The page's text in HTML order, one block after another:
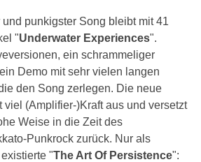
punkigster Song bleibt mit 41
"Underwater Experiences".
ein schrammeliger
Demo mit sehr vielen langen
den Song zerlegen. Die neue
viel (Amplifier-)Kraft aus und versetzt
Weise in die Zeit des
Punkrock zurück. Nur als
"The Art Of Persistence":